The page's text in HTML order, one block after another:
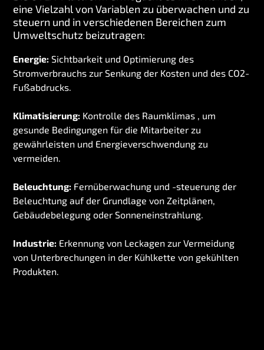
eine Vielzahl von Variablen zu überwachen und zu
steuern und in verschiedenen Bereichen zum
Umweltschutz beizutragen:
Energie: Sichtbarkeit und Optimierung des
Stromverbrauchs zur Senkung der Kosten und des CO2-
Fußabdrucks.
Klimatisierung: Kontrolle des Raumklimas , um
gesunde Bedingungen für die Mitarbeiter zu
gewährleisten und Energieverschwendung zu
vermeiden.
Beleuchtung: Fernüberwachung und -steuerung der
Beleuchtung auf der Grundlage von Zeitplänen,
Gebäudebelegung oder Sonneneinstrahlung.
Industrie: Erkennungvon Leckagen zur Vermeidung
von Unterbrechungen in der Kühlkette von gekühlten
Produkten.